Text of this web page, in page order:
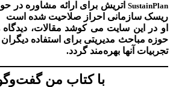
SustainPlan اتریش برای ارائه مشاوره در
ریسک سازمانی احراز صلاحیت شده است
او در این سایت می کوشد مقالات، دیدگاه
حوزه مباحث مدیریتی برای استفاده دیگران
تجربیات آنها بهره‌مند گردد.
با کتاب من